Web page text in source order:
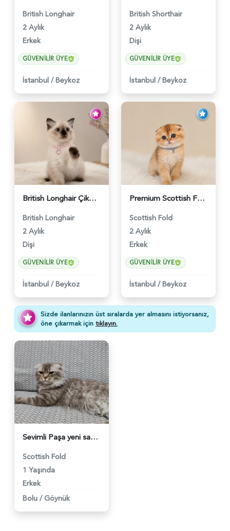
British Longhair
2 Aylık
Erkek
GÜVENILIR ÜYE
İstanbul / Beykoz
British Shorthair
2 Aylık
Dişi
GÜVENILIR ÜYE
İstanbul / Beykoz
British Longhair Çikolatalı Sütlü Dişi Yavrumuz - 6347
British Longhair
2 Aylık
Dişi
GÜVENILIR ÜYE
İstanbul / Beykoz
Premium Scottish Fold Golden Yavru - 6400
Scottish Fold
2 Aylık
Erkek
GÜVENILIR ÜYE
İstanbul / Beykoz
Sizde ilanlarınızın üst sıralarda yer almasını istiyorsanız,
öne çıkarmak için tıklayın.
Sevimli Paşa yeni sahibini arıyor. - 4295
Scottish Fold
1 Yaşında
Erkek
Bolu / Göynük